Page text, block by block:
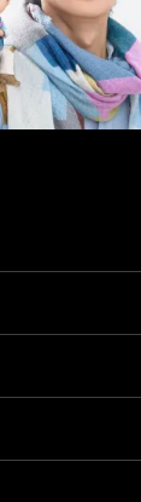
ップ
Society」